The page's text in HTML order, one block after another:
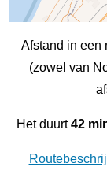
Afstand in een
(zowel van
Het duurt42